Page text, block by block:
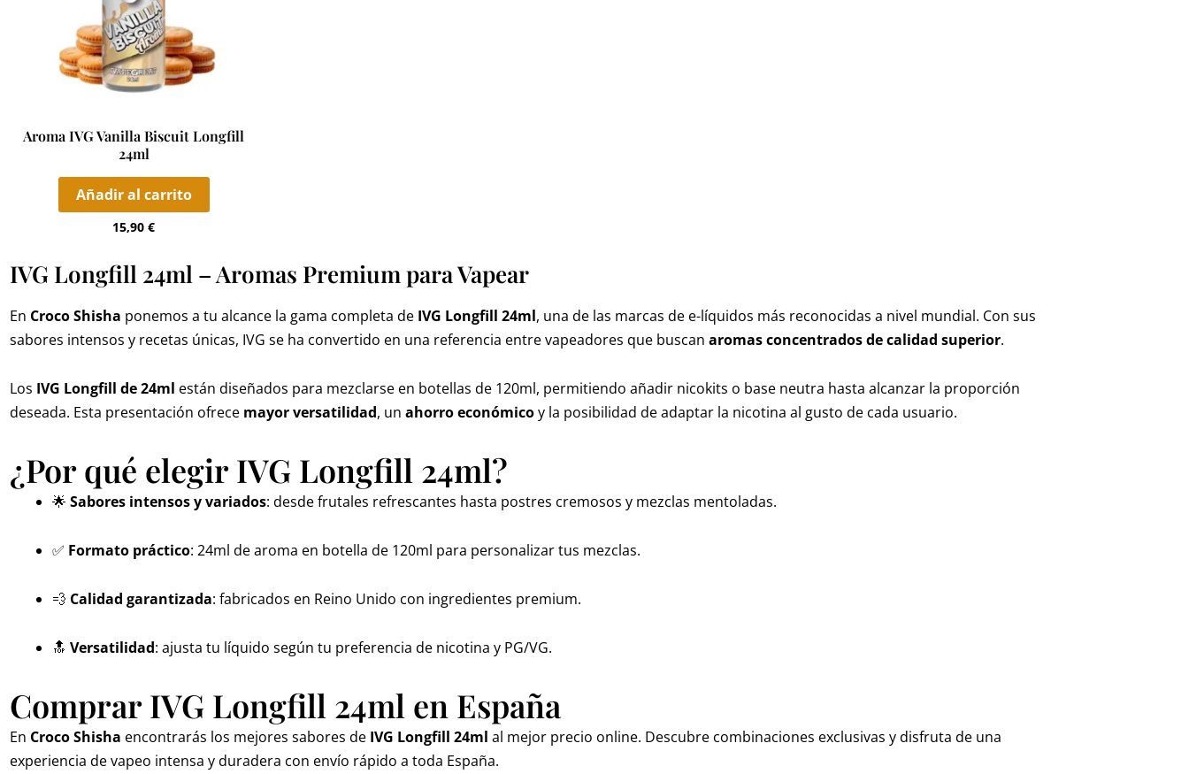
Aroma IVG Vanilla Biscuit Longfill
24ml
Añadir al carrito
15,90 €
IVG Longfill 24ml – Aromas Premium para Vapear
En Croco Shisha ponemos a tu alcance la gama completa de IVG Longfill 24ml, una de las marcas de e-líquidos más reconocidas a nivel mundial. Con sus
sabores intensos y recetas únicas, IVG se ha convertido en una referencia entre vapeadores que buscan aromas concentrados de calidad superior.
Los IVG Longfill de 24ml están diseñados para mezclarse en botellas de 120ml, permitiendo añadir nicokits o base neutra hasta alcanzar la proporción
deseada. Esta presentación ofrece mayor versatilidad, un ahorro económicoy la posibilidad de adaptar la nicotina al gusto de cada usuario.
¿Por qué elegir IVG Longfill 24ml?
🌟 Sabores intensos y variados: desde frutales refrescantes hasta postres cremosos y mezclas mentoladas.
✅ Formato práctico: 24ml de aroma en botella de 120ml para personalizar tus mezclas.
💨 Calidad garantizada: fabricados en Reino Unido con ingredientes premium.
🔝 Versatilidad: ajusta tu líquido según tu preferencia de nicotina y PG/VG.
Comprar IVG Longfill 24ml en España
En Croco Shisha encontrarás los mejores sabores de IVG Longfill 24ml al mejor precio online. Descubre combinaciones exclusivas y disfruta de una
experiencia de vapeo intensa y duradera con envío rápido a toda España.